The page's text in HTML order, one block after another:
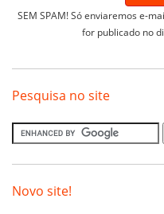
SEM SPAM! Só enviaremos e-
for publicado no
Pesquisa no site
Novo site!